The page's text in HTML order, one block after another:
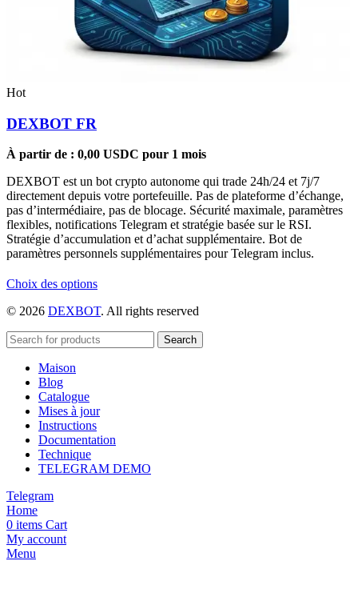
Hot
DEXBOT FR
À partir de : 0,00 USDC pour 1 mois
DEXBOT est un bot crypto autonome qui trade 24h/24 et 7j/7
directement depuis votre portefeuille. Pas de plateforme d’échange,
pas d’intermédiaire, pas de blocage. Sécurité maximale, paramètres
flexibles, notifications Telegram et stratégie basée sur le RSI.
Stratégie d’accumulation et d’achat supplémentaire. Bot de
paramètres personnels supplémentaires pour Telegram inclus.
Choix des optionsCe
a
variations.
choisies
la
du
© 2026 DEXBOT. All rights reserved
Search
Maison
Blog
Catalogue
Mises à jour
Instructions
Documentation
Technique
TELEGRAM DEMO
Telegram
Home
0 items Cart
My account
Menu